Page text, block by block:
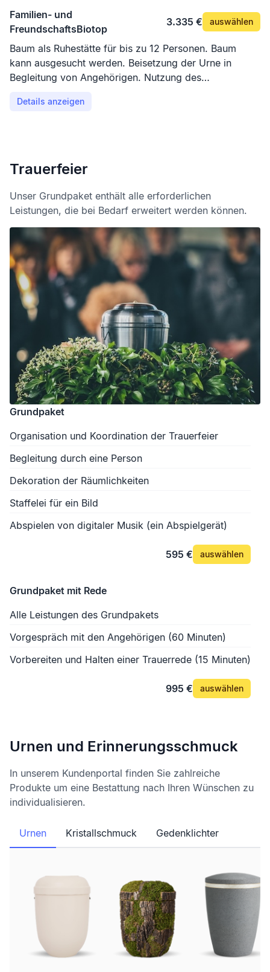
Familien- und
FreundschaftsBiotop
3.335 € auswählen
Baum als Ruhestätte für bis zu 12 Personen. Baum
kann ausgesucht werden. Beisetzung der Urne in
Begleitung von Angehörigen. Nutzung des
Details anzeigen
Trauerfeier
Unser Grundpaket enthält alle erforderlichen
Leistungen, die bei Bedarf erweitert werden können.
Grundpaket
Organisation und Koordination der Trauerfeier
Begleitung durch eine Person
Dekoration der Räumlichkeiten
Staffelei für ein Bild
Abspielen von digitaler Musik (ein Abspielgerät)
595 € auswählen
Grundpaket mit Rede
Alle Leistungen des Grundpakets
Vorgespräch mit den Angehörigen (60 Minuten)
Vorbereiten und Halten einer Trauerrede (15 Minuten)
995 € auswählen
Urnen und Erinnerungsschmuck
In unserem Kundenportal finden Sie zahlreiche
Produkte um eine Bestattung nach Ihren Wünschen zu
individualisieren.
Urnen Kristallschmuck Gedenklichter